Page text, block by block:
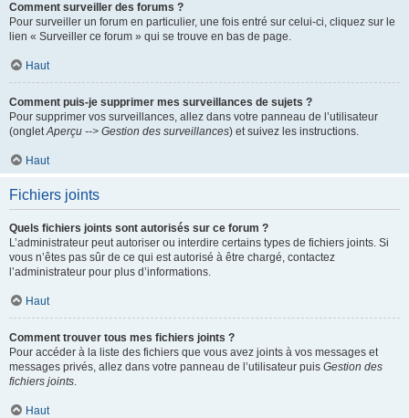
Comment surveiller des forums ?
Pour surveiller un forum en particulier, une fois entré sur celui-ci, cliquez sur le
lien « Surveiller ce forum » qui se trouve en bas de page.
Haut
Comment puis-je supprimer mes surveillances de sujets ?
Pour supprimer vos surveillances, allez dans votre panneau de l’utilisateur
(ongletAperçu --> Gestion des surveillances) et suivez les instructions.
Haut
Fichiers joints
Quels fichiers joints sont autorisés sur ce forum ?
L’administrateur peut autoriser ou interdire certains types de fichiers joints. Si
vous n’êtes pas sûr de ce qui est autorisé à être chargé, contactez
l’administrateur pour plus d’informations.
Haut
Comment trouver tous mes fichiers joints ?
Pour accéder à la liste des fichiers que vous avez joints à vos messages et
messages privés, allez dans votre panneau de l’utilisateur puis Gestion des
fichiers joints.
Haut